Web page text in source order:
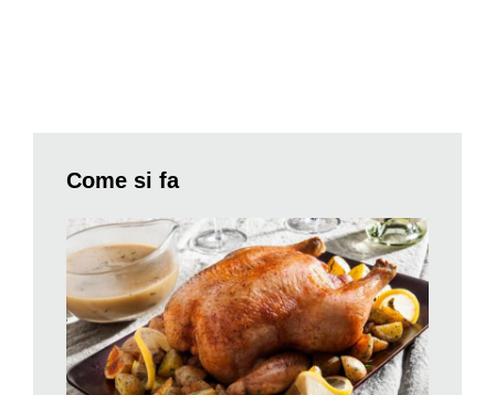
mercenaria, vongole), pouce-pied o percebes (in italiano
Ensis siliqua).
Marinate di pesce: cernia, pesce sanpietro, salmone, ricciola.
Marinati per poco tempo in olio extravergine di oliva leggero,
succo di limone, sale, pepe e qualche fogliolina di erbe
aromatiche di stagione.
Accompagnamento da aceto di riso, da spruzzare sopra.
Timballo alle lumache di Natale. Per 8 persone: pasta frolla,
Come si fa